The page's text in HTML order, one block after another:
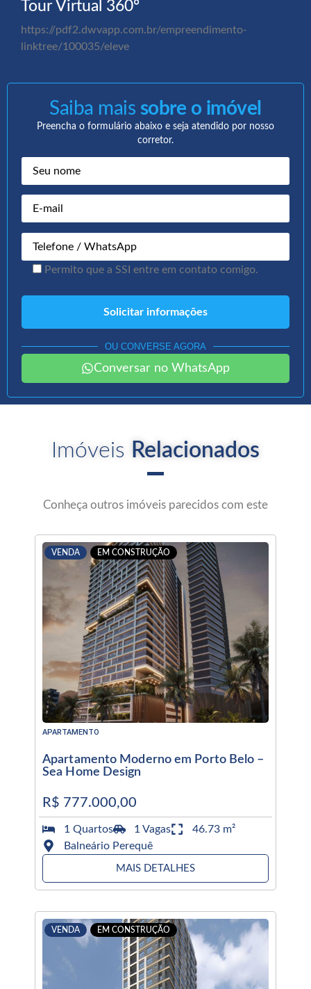
Tour Virtual 360º
https://pdf2.dwvapp.com.br/empreendimento-
linktree/100035/eleve
Saiba mais sobre o imóvel
Preencha o formulário abaixo e seja atendido por nosso
corretor.
Permito que a SSI entre em contato comigo.
OU CONVERSE AGORA
Conversar no WhatsApp
Imóveis Relacionados
Conheça outros imóveis parecidos com este
APARTAMENTO
Apartamento Moderno em Porto Belo –
Sea Home Design
R$ 777.000,00
1 Quartos 1 Vagas
46.73 m²
Balneário Perequê
MAIS DETALHES
VENDA EM CONSTRUÇÃO
VENDA EM CONSTRUÇÃO